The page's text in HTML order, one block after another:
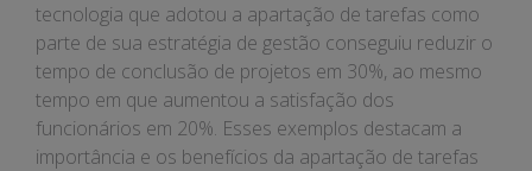
tecnologia que adotou a apartação de tarefas como
parte de sua estratégia de gestão conseguiu reduzir o
tempo de conclusão de projetos em 30%, ao mesmo
tempo em que aumentou a satisfação dos
funcionários em 20%. Esses exemplos destacam a
importância e os benefícios da apartação de tarefas